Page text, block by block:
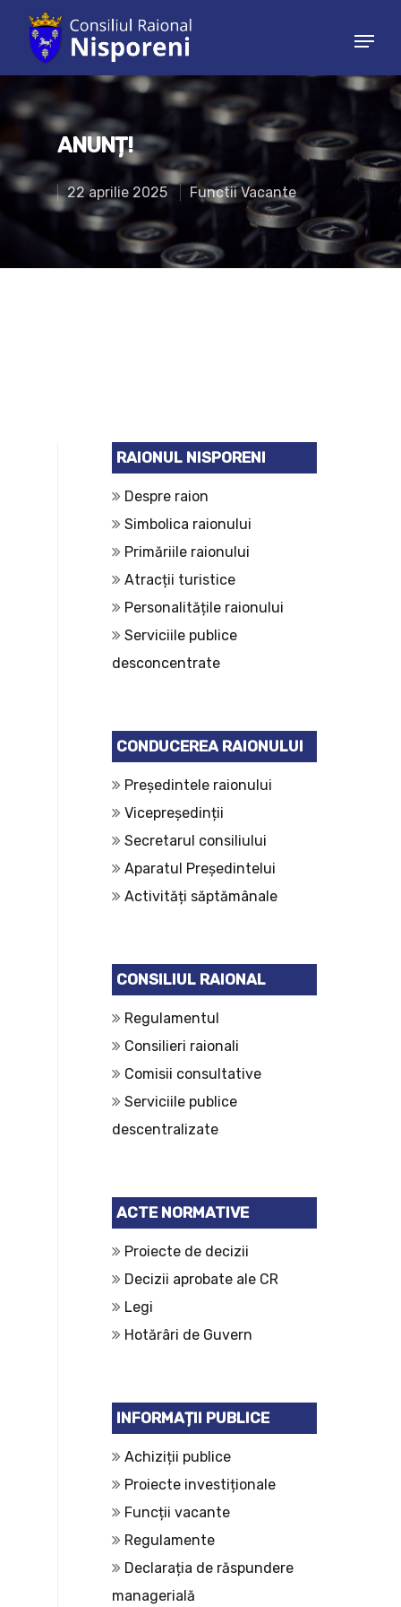
Hit enter to search or ESC to close
ANUNȚ!
22 aprilie 2025 Functii Vacante
RAIONUL NISPORENI
Despre raion
Simbolica raionului
Primăriile raionului
Atracții turistice
Personalitățile raionului
Serviciile publice
desconcentrate
CONDUCEREA RAIONULUI
Președintele raionului
Vicepreședinții
Secretarul consiliului
Aparatul Președintelui
Activități săptămânale
CONSILIUL RAIONAL
Regulamentul
Consilieri raionali
Comisii consultative
Serviciile publice
descentralizate
ACTE NORMATIVE
Proiecte de decizii
Decizii aprobate ale CR
Legi
Hotărâri de Guvern
INFORMAȚII PUBLICE
Achiziții publice
Proiecte investiționale
Funcții vacante
Regulamente
Declarația de răspundere
managerială